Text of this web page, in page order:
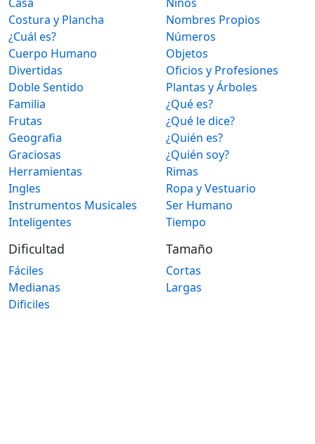
Costura y Plancha
¿Cuál es?
Cuerpo Humano
Divertidas
Doble Sentido
Familia
Frutas
Geografia
Graciosas
Herramientas
Ingles
Instrumentos Musicales
Inteligentes
Nombres Propios
Números
Objetos
Oficios y Profesiones
Plantas y Árboles
¿Qué es?
¿Qué le dice?
¿Quién es?
¿Quién soy?
Rimas
Ropa y Vestuario
Ser Humano
Tiempo
Dificultad
Fáciles
Medianas
Dificiles
Tamaño
Cortas
Largas